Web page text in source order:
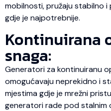
mobilnosti, pružaju stabilno
gdje je najpotrebnije.
Kontinuirana
snaga:
Generatori za kontinuiranu
omogućavaju neprekidno i
mjestima gdje je mrežni
generatori rade pod stalnim